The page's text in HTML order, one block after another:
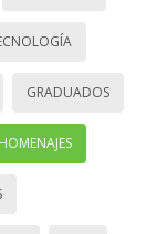
GRADUADOS
HOMENAJES